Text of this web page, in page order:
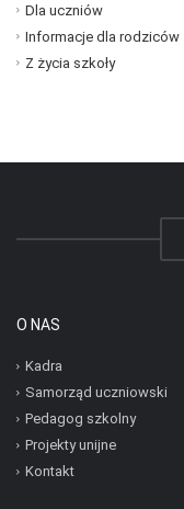
Dla uczniów
Informacje dla rodziców
Z życia szkoły
O NAS
Kadra
Samorząd uczniowski
Pedagog szkolny
Projekty unijne
Kontakt